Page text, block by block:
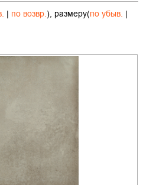
| по возвр.), размеру(по убыв. |